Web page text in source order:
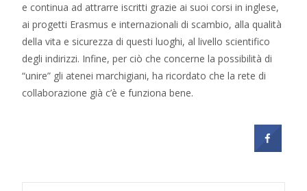
e continua ad attrarre iscritti grazie ai suoi corsi in inglese,
ai progetti Erasmus e internazionali di scambio, alla qualità
della vita e sicurezza di questi luoghi, al livello scientifico
degli indirizzi. Infine, per ciò che concerne la possibilità di
“unire” gli atenei marchigiani, ha ricordato che la rete di
collaborazione già c’è e funziona bene.